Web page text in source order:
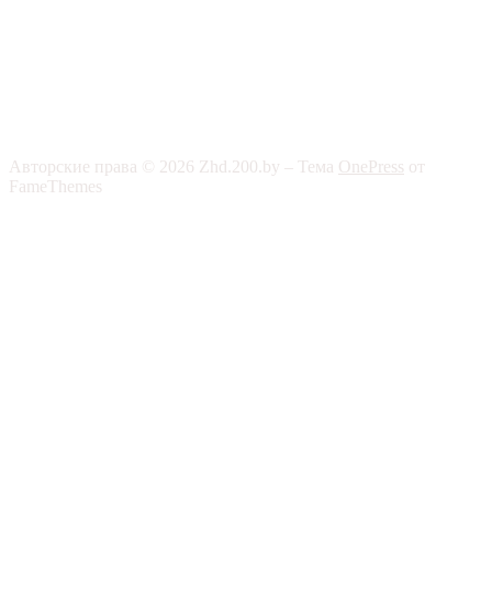
Авторские права © 2026 Zhd.200.by Тема OnePress от
FameThemes